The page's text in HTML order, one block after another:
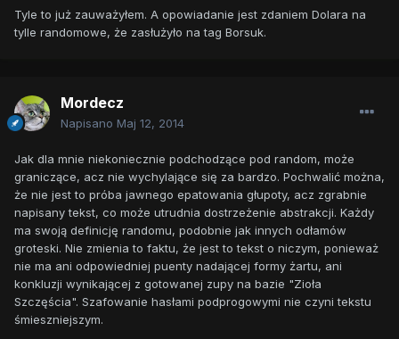
Tyle to już zauważyłem. A opowiadanie jest zdaniem Dolara na
tylle randomowe, że zasłużyło na tag Borsuk.
Mordecz
Napisano Maj 12, 2014
Jak dla mnie niekoniecznie podchodzące pod random, może
graniczące, acz nie wychylające się za bardzo. Pochwalić można,
że nie jest to próba jawnego epatowania głupoty, acz zgrabnie
napisany tekst, co może utrudnia dostrzeżenie abstrakcji. Każdy
ma swoją definicję randomu, podobnie jak innych odłamów
groteski. Nie zmienia to faktu, że jest to tekst o niczym, ponieważ
nie ma ani odpowiedniej puenty nadającej formy żartu, ani
konkluzji wynikającej z gotowanej zupy na bazie "Zioła
Szczęścia". Szafowanie hasłami podprogowymi nie czyni tekstu
śmieszniejszym.